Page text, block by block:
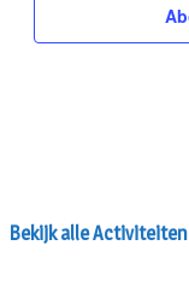
Bekijk alle Activiteiten